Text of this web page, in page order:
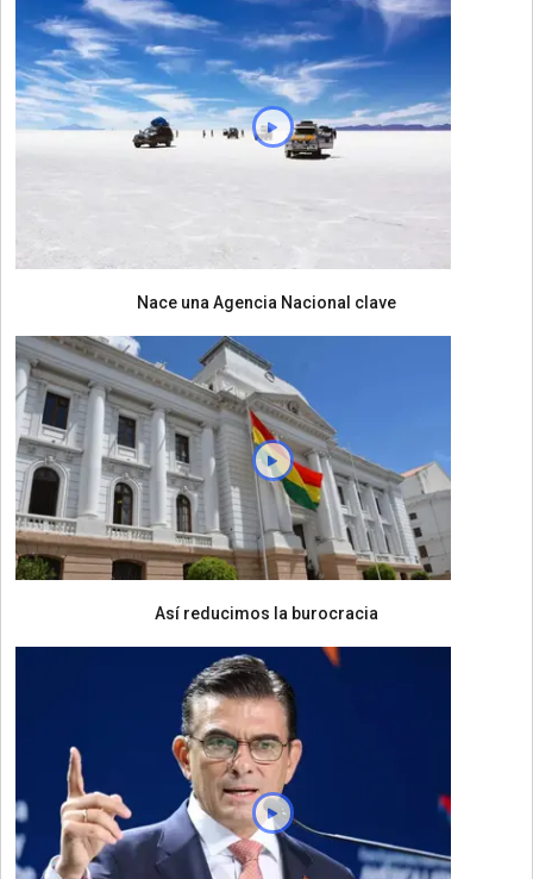
Nace una Agencia Nacional clave
Así reducimos la burocracia